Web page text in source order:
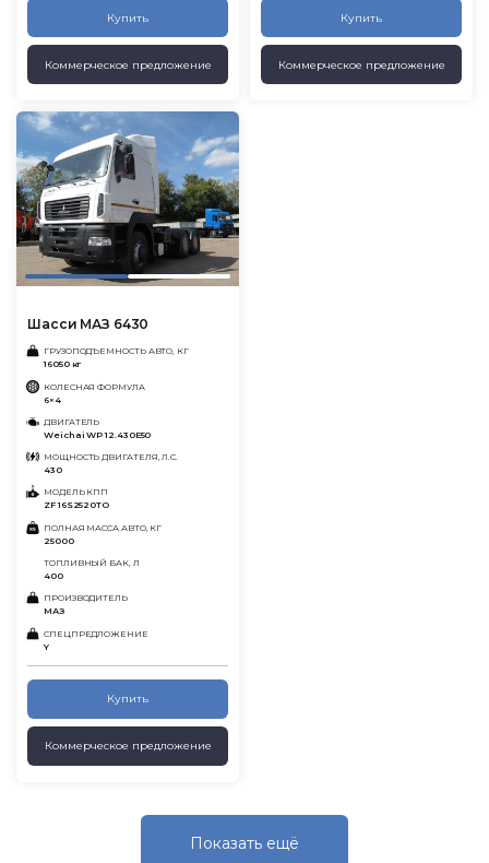
Купить
Коммерческое предложение
Купить
Коммерческое предложение
Шасси МАЗ 6430
ГРУЗОПОДЪЕМНОСТЬ АВТО, КГ
16050 кг
КОЛЕСНАЯ ФОРМУЛА
6×4
ДВИГАТЕЛЬ
Weichai WP 12.430E50
МОЩНОСТЬ ДВИГАТЕЛЯ, Л.С.
430
МОДЕЛЬ КПП
ZF 16S2520TO
ПОЛНАЯ МАССА АВТО, КГ
25000
ТОПЛИВНЫЙ БАК, Л
400
ПРОИЗВОДИТЕЛЬ
МАЗ
СПЕЦПРЕДЛОЖЕНИЕ
Y
Купить
Коммерческое предложение
Показать eщё